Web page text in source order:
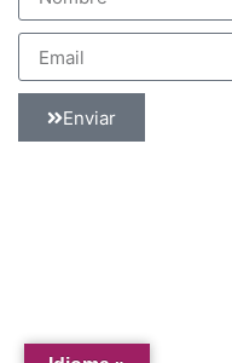
Enviar